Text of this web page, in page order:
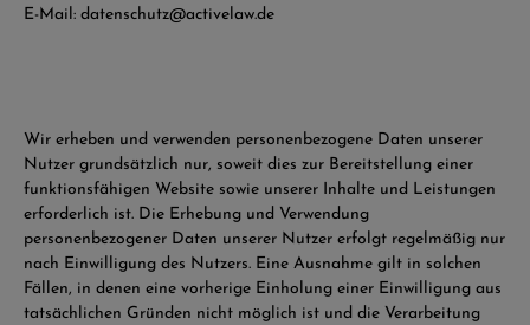
E-Mail: datenschutz@activelaw.de
Wir erheben und verwenden personenbezogene Daten unserer
Nutzer grundsätzlich nur, soweit dies zur Bereitstellung einer
funktionsfähigen Website sowie unserer Inhalte und Leistungen
erforderlich ist. Die Erhebung und Verwendung
personenbezogener Daten unserer Nutzer erfolgt regelmäßig nur
nach Einwilligung des Nutzers. Eine Ausnahme gilt in solchen
Fällen, in denen eine vorherige Einholung einer Einwilligung aus
tatsächlichen Gründen nicht möglich ist und die Verarbeitung